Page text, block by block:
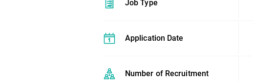
Job Type
Application Date
Number of Recruitment